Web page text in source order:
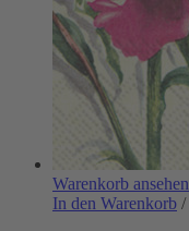
Warenkorb ansehen
In den Warenkorb /